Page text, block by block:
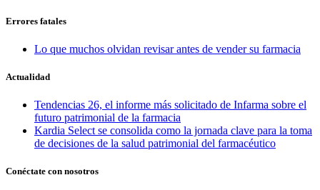
Errores fatales
Lo que muchos olvidan revisar antes de vender su farmacia
Actualidad
Tendencias 26, el informe más solicitado de Infarma sobre el
futuro patrimonial de la farmacia
Kardia Select se consolida como la jornada clave para la toma
de decisiones de la salud patrimonial del farmacéutico
Conéctate con nosotros